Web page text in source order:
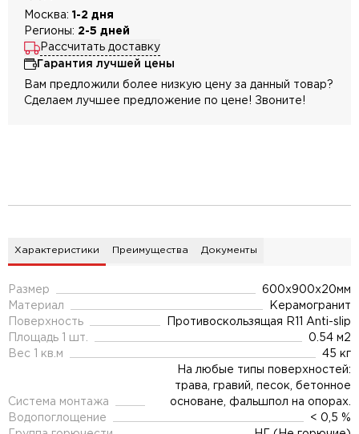
Москва: 1-2 дня
Регионы: 2-5 дней
Рассчитать доставку
Гарантия лучшей цены
Вам предложили более низкую цену за данный товар?
Сделаем лучшее предложение по цене! Звоните!
Характеристики Преимущества Документы
Размер
600x900x20мм
Материал
Керамогранит
Поверхность
Противоскользящая R11 Anti-slip
Площадь 1 шт.
0.54 м2
Вес 1 кв.м
45 кг
Система монтажа
На любые типы поверхностей:
трава, гравий, песок, бетонное
основане, фальшпол на опорах.
Водопоглощение
< 0,5 %